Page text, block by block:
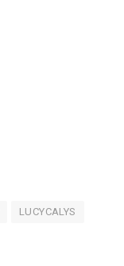
LUCYCALYS